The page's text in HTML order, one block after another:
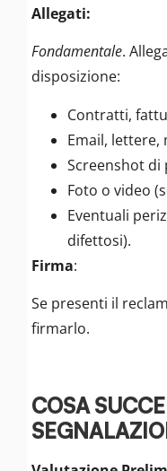
Allegati:
Fondamentale.
disposizione:
Contratti,
Email, lettere,
Screenshot di
Foto o video
Eventuali
difettosi).
Firma:
Se presenti il
firmarlo.
COSA